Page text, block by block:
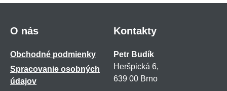
O nás
Obchodné podmienky
Spracovanie osobných
údajov
Kontakty
Petr Budík
Heršpická 6,
639 00 Brno